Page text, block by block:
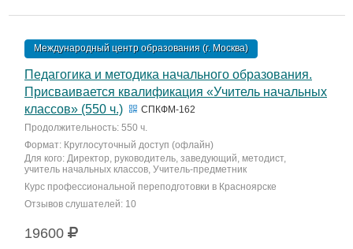
Международный центр образования (г. Москва)
Педагогика и методика начального образования.
Присваивается квалификация «Учитель начальных
классов» (550 ч.)
СПКФМ-162
Продолжительность: 550 ч.
Формат: Круглосуточный доступ (офлайн)
Для кого: Директор, руководитель, заведующий, методист,
учитель начальных классов, Учитель-предметник
Курс профессиональной переподготовки в Красноярске
Отзывов слушателей: 10
19600